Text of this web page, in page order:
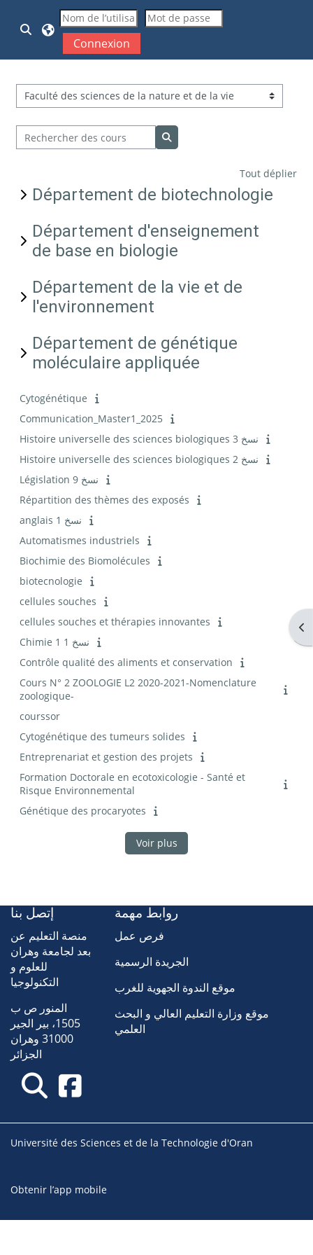
Passer au contenu principal
Activer/désactiver la saisie de recherche
Connexion
Catégories de cours
Rechercher des cours
Rechercher des cours
Tout déplier
Département de biotechnologie
Département d'enseignement
de base en biologie
Département de la vie et de
l'environnement
Département de génétique
moléculaire appliquée
Cytogénétique
Communication_Master1_2025
Histoire universelle des sciences biologiques نسخ 3
Histoire universelle des sciences biologiques نسخ 2
Législation نسخ 9
Répartition des thèmes des exposés
anglais نسخ 1
Automatismes industriels
Biochimie des Biomolécules
biotecnologie
cellules souches
cellules souches et thérapies innovantes
Chimie 1 نسخ 1
Contrôle qualité des aliments et conservation
Cours N° 2 ZOOLOGIE L2 2020-2021-Nomenclature
zoologique-
courssor
Cytogénétique des tumeurs solides
Entreprenariat et gestion des projets
Formation Doctorale en ecotoxicologie - Santé et
Risque Environnemental
Génétique des procaryotes
Voir plus
إتصل بنا
منصة التعليم عن
بعد لجامعة وهران
للعلوم و
التكنولوجيا
المنور ص ب
1505، بير الجير
31000 وهران
الجزائر
روابط مهمة
فرص عمل
الجريدة الرسمية
موقع الندوة الجهوية للغرب
موقع وزارة التعليم العالي و البحث
العلمي
Université des Sciences et de la Technologie d'Oran
Obtenir l’app mobile